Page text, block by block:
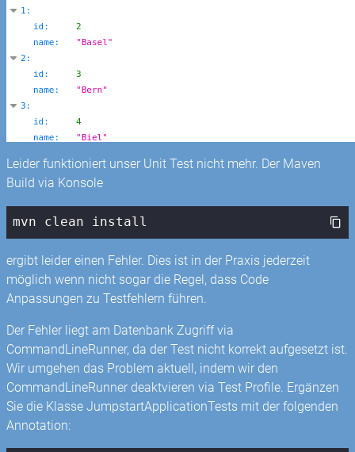
Leider funktioniert unser Unit Test nicht mehr. Der Maven
Build via Konsole
mvn clean install
ergibt leider einen Fehler. Dies ist in der Praxis jederzeit
möglich wenn nicht sogar die Regel, dass Code
Anpassungen zu Testfehlern führen.
Der Fehler liegt am Datenbank Zugriff via
CommandLineRunner, da der Test nicht korrekt aufgesetzt ist.
Wir umgehen das Problem aktuell, indem wir den
CommandLineRunner deaktvieren via Test Profile. Ergänzen
Sie die Klasse JumpstartApplicationTests mit der folgenden
Annotation: